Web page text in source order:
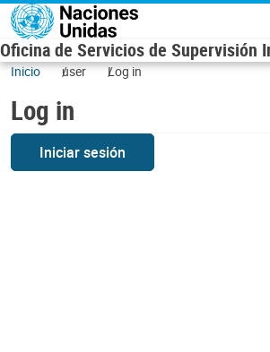
Skip to main content
Oficina de Servicios de Supervisión
Inicio user Log in
Log in
Iniciar sesión